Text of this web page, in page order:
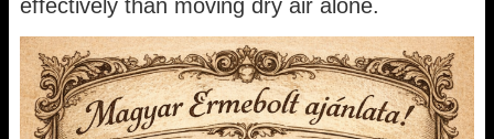
effectively than moving dry air alone.